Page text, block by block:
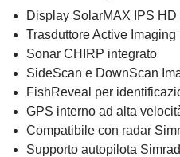
Display SolarMAX IPS
Trasduttore Active
Sonar CHIRP integrato
SideScan e DownScan
FishReveal per
GPS interno ad alta
Compatibile con radar
Supporto autopilota Simrad